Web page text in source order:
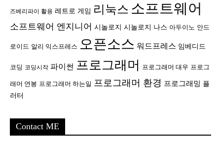
즈베리파이 활용 레트로 게임 리눅스 소프트웨어
소프트웨어 엔지니어 시놀로지 시놀로지 나스 아두이노 안드
로이드 알리 익스프레스 오픈소스 워드프레스 임베디드
코딩 코딩시작 파이썬 프로그래머 프로그래머 대우 프로그
래머 연봉 프로그래머 하는일 프로그래머 환경 프로그래밍 플
러터
Contact ME